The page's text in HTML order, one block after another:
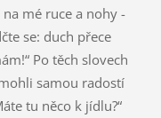
mé ruce a nohy -
se: duch přece
Po těch slovech
samou radostí
tu něco k jídlu?“